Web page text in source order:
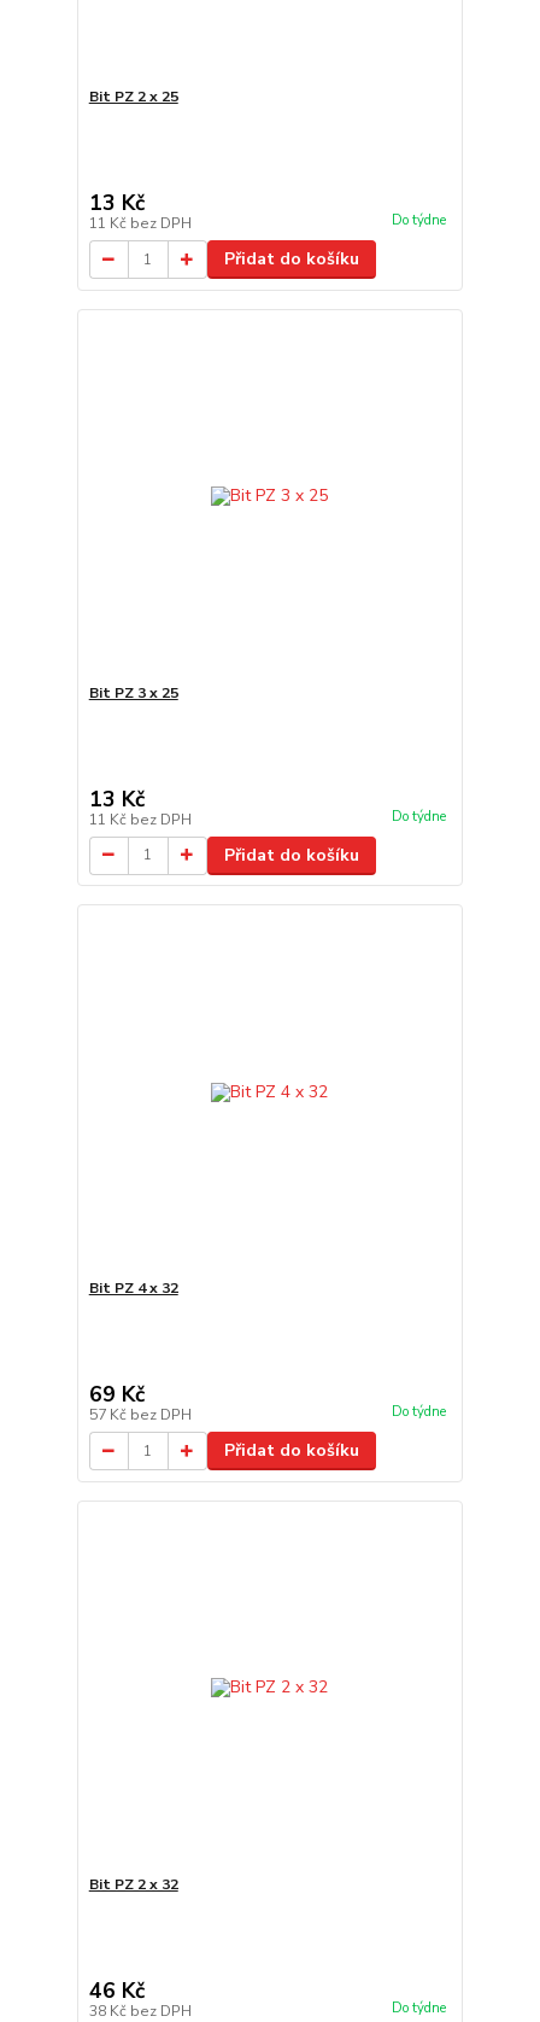
Bit PZ 2 x 25
13 Kč
11 Kč bez DPH Do týdne
Přidat do košíku
Bit PZ 3 x 25
13 Kč
11 Kč bez DPH Do týdne
Přidat do košíku
Bit PZ 4 x 32
69 Kč
57 Kč bez DPH Do týdne
Přidat do košíku
Bit PZ 2 x 32
46 Kč
38 Kč bez DPH Do týdne